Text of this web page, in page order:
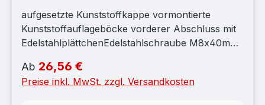
aufgesetzte Kunststoffkappe vormontierte
Kunststoffauflageböcke vorderer Abschluss mit
EdelstahlplättchenEdelstahlschraube M8x40mm,
Regulärer Preis:
Ab 26,56 €
Preise inkl. MwSt. zzgl. Versandkosten